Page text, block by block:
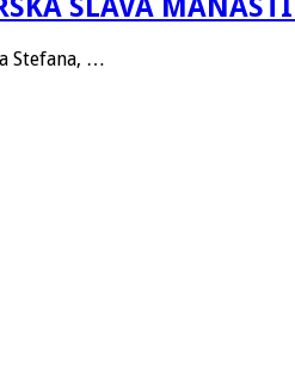
SLAVA
Stefana, …